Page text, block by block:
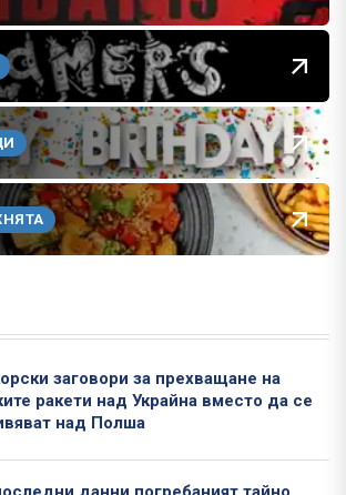
заговори за прехващане на
ракети над Украйна вместо да се
над Полша